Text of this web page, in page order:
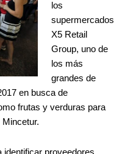
los
supermercados
X5 Retail
Group, uno de
los más
grandes de
en busca de
frutas y verduras para
identificar proveedores